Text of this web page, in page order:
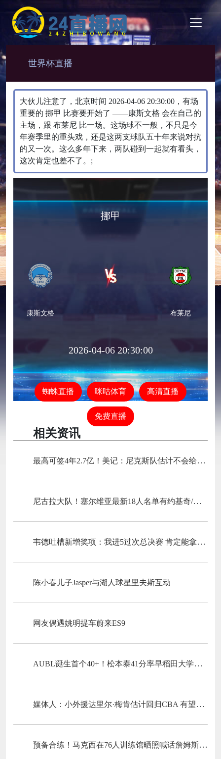
世界杯直播
大伙儿注意了，北京时间 2026-04-06 20:30:00，有场
重要的 挪甲 比赛要开始了 ——康斯文格 会在自己的
主场，跟 布莱尼 比一场。​这场球不一般，不只是今
年赛季里的重头戏，还是这两支球队五十年来说对抗
的又一次。这么多年下来，两队碰到一起就有看头，
这次肯定也差不了。;
挪甲
康斯文格 布莱尼
2026-04-06 20:30:00
蜘蛛直播 咪咕体育 高清直播
免费直播
相关资讯
最高可签4年2.7亿！美记：尼克斯队估计不会给唐斯供给全额顶薪
尼古拉大队！塞尔维亚最新18人名单有约基奇/约维奇等7个叫尼古拉
韦德吐槽新增奖项：我进5过次总决赛 肯定能拿一两个东决MVP
陈小春儿子Jasper与湖人球星里夫斯互动
网友偶遇姚明提车蔚来ES9
AUBL诞生首个40+！松本泰41分率早稻田大学晋级四强！
媒体人：小外援达里尔·梅肯估计回归CBA 有望加盟福建男篮
预备合练！马克西在76人训练馆晒照喊话詹姆斯：我比你们来得早